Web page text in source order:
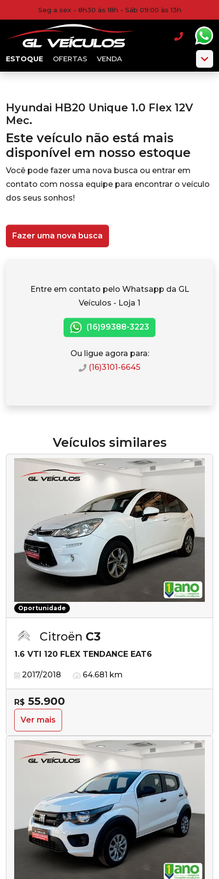
Seg a sex - 8h30 às 18h - Sáb 09:00 às 13h
ESTOQUE OFERTAS VENDA
Hyundai HB20 Unique 1.0 Flex 12V
Mec.
Este veículo não está mais
disponível em nosso estoque
Você pode fazer uma nova busca ou entrar em
contato com nossa equipe para encontrar o veículo
dos seus sonhos!
Fazer uma nova busca
Entre em contato pelo Whatsapp da GL
Veículos - Loja 1
(16)99388-3223
Ou ligue agora para:
(16)3101-6645
Veículos similares
Oportunidade
Citroën C3
1.6 VTI 120 FLEX TENDANCE EAT6
2017/2018 64.681 km
R$ 55.900
Ver mais